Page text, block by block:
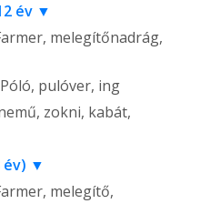
év
melegítőnadrág,
pulóver, ing
zokni, kabát,
év)
melegítő,